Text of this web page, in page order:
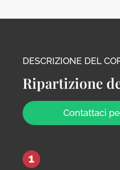
DESCRIZIONE DEL
Ripartizione
Contattaci